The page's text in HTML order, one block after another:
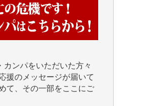
援のメッセージが届いて
て、その一部をここにご